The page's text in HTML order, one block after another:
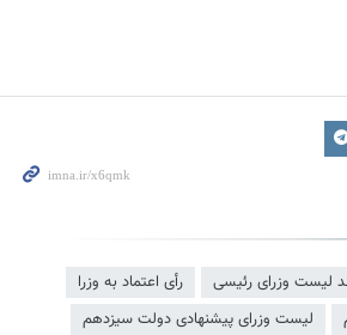
لیست وزرای رئیسی
رأی اعتماد به وزرا
لیست وزرای پیشنهادی دولت سیزدهم